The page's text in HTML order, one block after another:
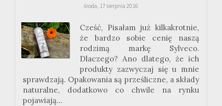
środa, 17 sierpnia 2016
Cześć, Pisałam już kilkakrotnie,
że bardzo sobie cenię naszą
rodzimą markę Sylveco.
Dlaczego? Ano dlatego, że ich
produkty zazwyczaj się u mnie
sprawdzają. Opakowania są prześliczne, a składy
naturalne, dodatkowo co chwile na rynku
pojawiają...